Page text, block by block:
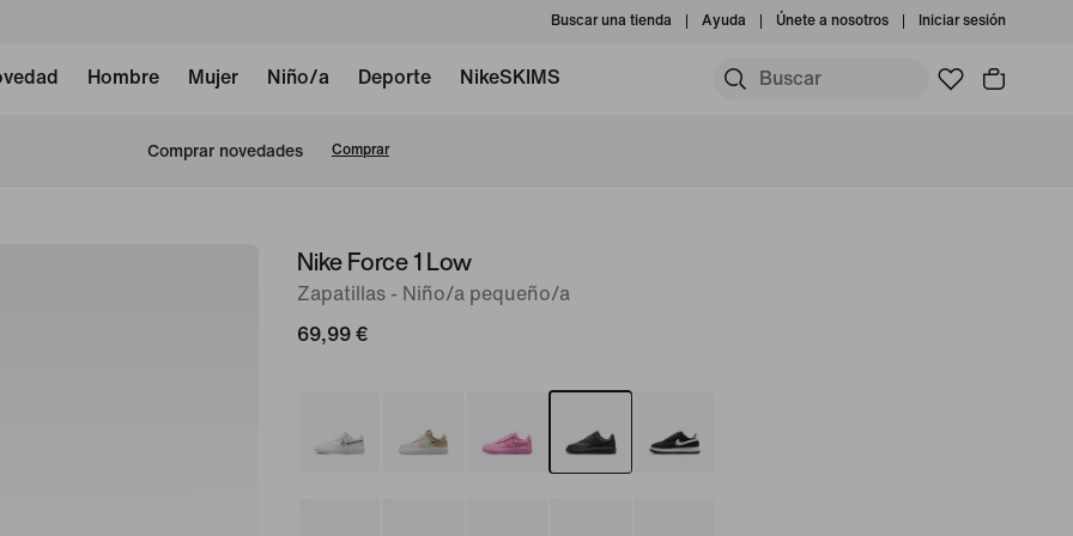
Buscar una tienda Ayuda Únete a nosotros Iniciar sesión
Hombre Mujer Niño/a Deporte NikeSKIMS
Comprar novedades Comprar
ImagenNike Force 1 Low
Zapatillas - Niño/a pequeño/a
69,99 €